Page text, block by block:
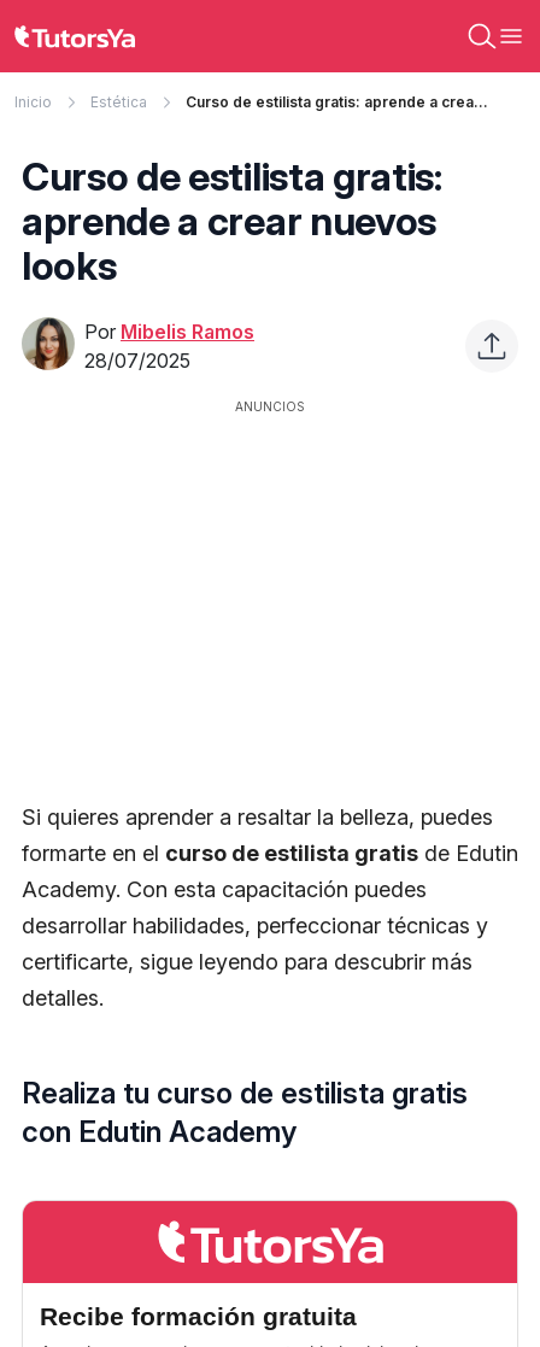
Inicio Estética Curso de estilista gratis: aprende a crear nuevos looks
Curso de estilista gratis:
aprende a crear nuevos
looks
Por Mibelis Ramos
28/07/2025
ANUNCIOS
Si quieres aprender a resaltar la belleza, puedes
formarte en el curso de estilista gratis de Edutin
Academy. Con esta capacitación puedes
desarrollar habilidades, perfeccionar técnicas y
certificarte, sigue leyendo para descubrir más
detalles.
Realiza tu curso de estilista gratis
con Edutin Academy
Recibe formación gratuita